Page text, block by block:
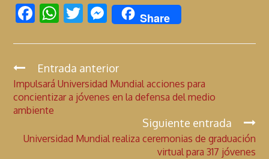
F
e
b
o
o
k
W
at
s
A
p
T
itt
er
M
es
se
n
g
Share
C
o
n
Entrada anterior
Impulsará Universidad Mundial acciones para
concientizar a jóvenes en la defensa del medio
ambiente
Siguiente entrada
Universidad Mundial realiza ceremonias de graduación
virtual para 317 jóvenes